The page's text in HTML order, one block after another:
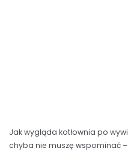
Jak wygląda kotłownia po
chyba nie muszę wspominać